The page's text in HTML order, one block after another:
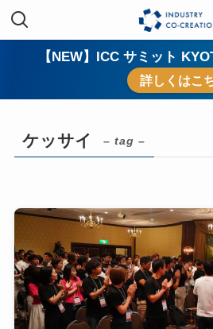
【NEW】ICC サミット
詳しくはこ
ケッサイ – tag –